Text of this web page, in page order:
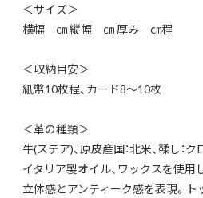
＜サイズ＞
横幅 ㎝ 縦幅 ㎝ 厚み ㎝程
＜収納目安＞
紙幣10枚程、カード8～10枚
＜革の種類＞
牛(ステア)、原皮産国：北米、鞣し：ク
イタリア製オイル、ワックスを使用
立体感とアンティーク感を表現。